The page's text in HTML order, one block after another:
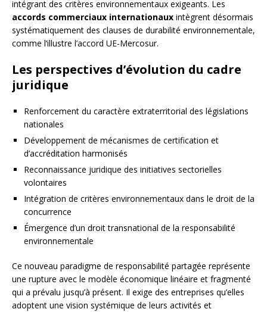
intégrant des critères environnementaux exigeants. Les
accords commerciaux internationaux intègrent désormais
systématiquement des clauses de durabilité environnementale,
comme l’illustre l’accord UE-Mercosur.
Les perspectives d’évolution du cadre
juridique
Renforcement du caractère extraterritorial des législations
nationales
Développement de mécanismes de certification et
d’accréditation harmonisés
Reconnaissance juridique des initiatives sectorielles
volontaires
Intégration de critères environnementaux dans le droit de la
concurrence
Émergence d’un droit transnational de la responsabilité
environnementale
Ce nouveau paradigme de responsabilité partagée représente
une rupture avec le modèle économique linéaire et fragmenté
qui a prévalu jusqu’à présent. Il exige des entreprises qu’elles
adoptent une vision systémique de leurs activités et